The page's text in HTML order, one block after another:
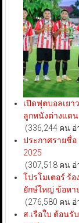
เปิดฟุตบอลเย
ลูกหนังต่างแดน
(336,244 คน
ประกาศรายชื่
2025
(307,518 คน
โปรโมเตอร์ ร้
ยักษ์ใหญ่ ข้อหา
(276,580 คน
ส.เรือใบ ต้อนรั